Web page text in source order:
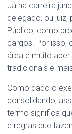
Já na carreira
delegado, ou
Público, como
cargos. Por isso,
área é muito
tradicionais e
Como dado o
consolidando,
termo significa
e regras que